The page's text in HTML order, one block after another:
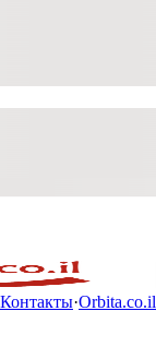
Контакты·Orbita.co.il